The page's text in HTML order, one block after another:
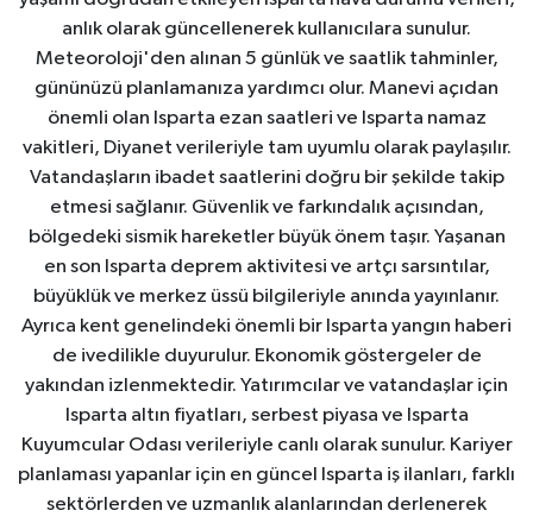
anlık olarak güncellenerek kullanıcılara sunulur.
Meteoroloji'den alınan 5 günlük ve saatlik tahminler,
gününüzü planlamanıza yardımcı olur. Manevi açıdan
önemli olan Isparta ezan saatleri ve Isparta namaz
vakitleri, Diyanet verileriyle tam uyumlu olarak paylaşılır.
Vatandaşların ibadet saatlerini doğru bir şekilde takip
etmesi sağlanır. Güvenlik ve farkındalık açısından,
bölgedeki sismik hareketler büyük önem taşır. Yaşanan
en son Isparta deprem aktivitesi ve artçı sarsıntılar,
büyüklük ve merkez üssü bilgileriyle anında yayınlanır.
Ayrıca kent genelindeki önemli bir Isparta yangın haberi
de ivedilikle duyurulur. Ekonomik göstergeler de
yakından izlenmektedir. Yatırımcılar ve vatandaşlar için
Isparta altın fiyatları, serbest piyasa ve Isparta
Kuyumcular Odası verileriyle canlı olarak sunulur. Kariyer
planlaması yapanlar için en güncel Isparta iş ilanları, farklı
sektörlerden ve uzmanlık alanlarından derlenerek